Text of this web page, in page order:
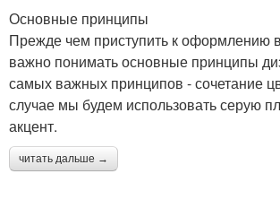
Основные принципы
Прежде чем приступить к оформлению
важно понимать основные принципы
самых важных принципов - сочетание
случае мы будем использовать серую
акцент.
читать дальше →